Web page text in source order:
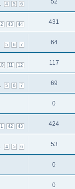
4 5 6 52
43 44 431
5 6 7 64
11 12 117
5 6 7 69
0
42 43 424
4 5 6 53
0
0